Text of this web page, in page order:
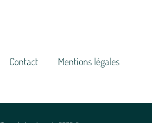
Contact Mentions légales